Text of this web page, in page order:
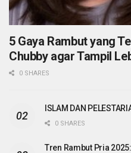
5 Gaya Rambut yang
Chubby agar Tampil
0 SHARES
ISLAM DAN
0 SHARES
Tren Rambut Pria